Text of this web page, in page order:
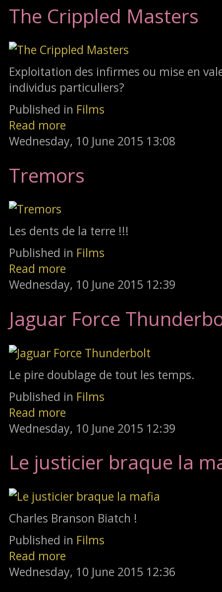
The Crippled Masters
Exploitation des infirmes ou mise en
individus particuliers?
Published in Films
Read more
Wednesday, 10 June 2015 13:08
Tremors
Les dents de la terre !!!
Published in Films
Read more
Wednesday, 10 June 2015 12:39
Jaguar Force
Le pire doublage de tout les temps.
Published in Films
Read more
Wednesday, 10 June 2015 12:39
Le justicier braque la
Charles Branson Biatch !
Published in Films
Read more
Wednesday, 10 June 2015 12:36